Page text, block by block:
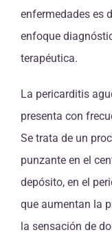
enfermedades es
enfoque
terapéutica.
La pericarditis
presenta con
Se trata de un
punzante en el
depósito, en el
que aumentan la
la sensación de